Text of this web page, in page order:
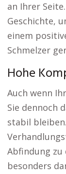
an Ihrer
Geschichte,
einem
Schmelzer
Hohe
Auch wenn
Sie dennoch
stabil
Abfindung zu
besonders